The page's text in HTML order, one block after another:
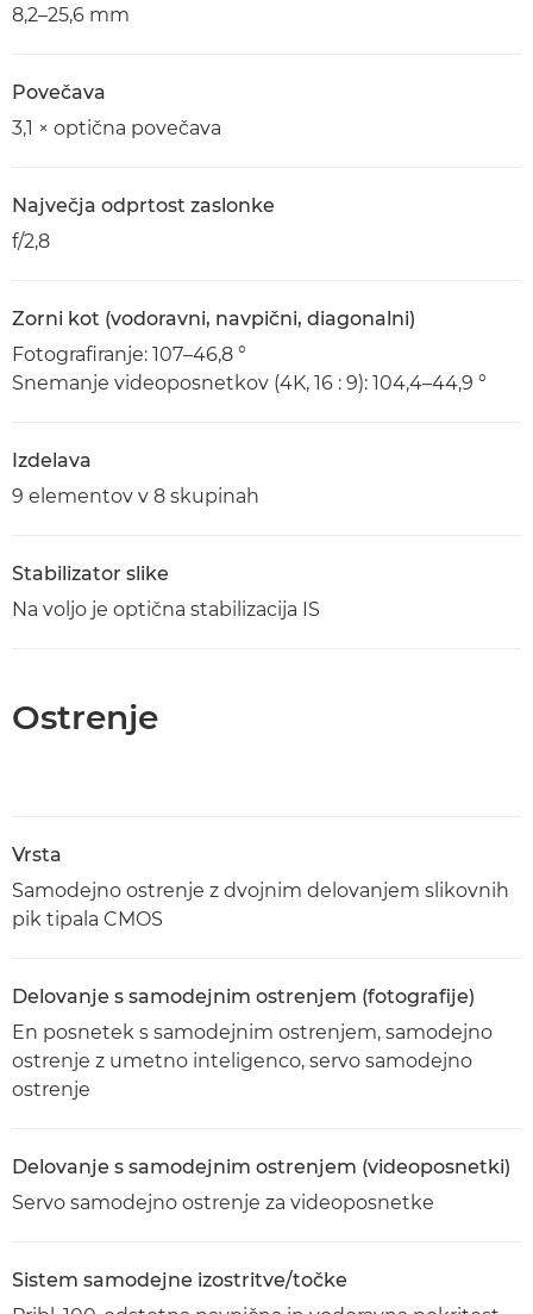
8,2–25,6 mm
Povečava
3,1 × optična povečava
Največja odprtost zaslonke
f/2,8
Zorni kot (vodoravni, navpični, diagonalni)
Fotografiranje: 107–46,8 °
Snemanje videoposnetkov (4K, 16 : 9): 104,4–44,9 °
Izdelava
9 elementov v 8 skupinah
Stabilizator slike
Na voljo je optična stabilizacija IS
Ostrenje
Vrsta
Samodejno ostrenje z dvojnim delovanjem slikovnih
pik tipala CMOS
Delovanje s samodejnim ostrenjem (fotografije)
En posnetek s samodejnim ostrenjem, samodejno
ostrenje z umetno inteligenco, servo samodejno
ostrenje
Delovanje s samodejnim ostrenjem (videoposnetki)
Servo samodejno ostrenje za videoposnetke
Sistem samodejne izostritve/točke